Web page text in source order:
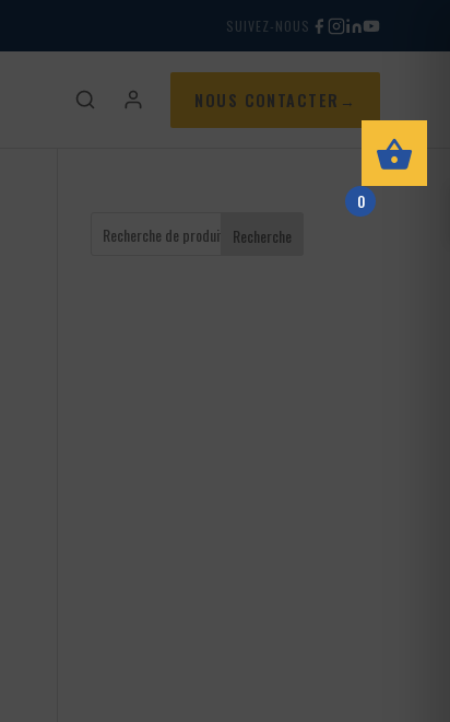
SUIVEZ-NOUS
NOUS CONTACTER
Recherche
0